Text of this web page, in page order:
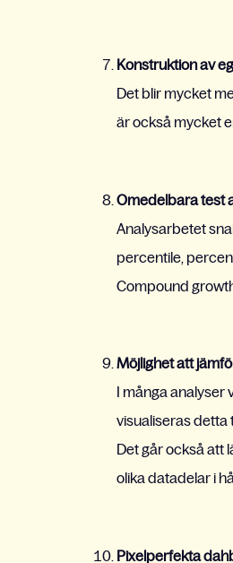
Konstruktion av
Det blir mycket
är också mycket
Omedelbara test
Analysarbetet
percentile,
Compound
Möjlighet att
I många analyser
visualiseras detta
Det går också att
olika datadelar i
Pixelperfekta